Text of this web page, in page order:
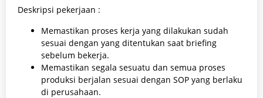
Deskripsi pekerjaan :
Memastikan proses kerja yang dilakukan sudah
sesuai dengan yang ditentukan saat briefing
sebelum bekerja.
Memastikan segala sesuatu dan semua proses
produksi berjalan sesuai dengan SOP yang berlaku
di perusahaan.